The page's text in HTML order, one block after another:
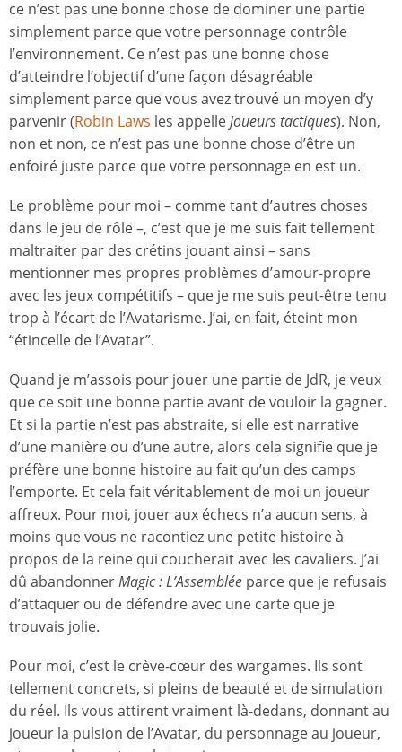
ce n’est pas une bonne chose de dominer une partie
simplement parce que votre personnage contrôle
l’environnement. Ce n’est pas une bonne chose
d’atteindre l’objectif d’une façon désagréable
simplement parce que vous avez trouvé un moyen d’y
parvenir (Robin Laws les appellejoueurs tactiques). Non,
non et non, ce n’est pas une bonne chose d’être un
enfoiré juste parce que votre personnage en est un.
Le problème pour moi – comme tant d’autres choses
dans le jeu de rôle –, c’est que je me suis fait tellement
maltraiter par des crétins jouant ainsi – sans
mentionner mes propres problèmes d’amour-propre
avec les jeux compétitifs – que je me suis peut-être tenu
trop à l’écart de l’Avatarisme. J’ai, en fait, éteint mon
“étincelle de l’Avatar”.
Quand je m’assois pour jouer une partie de JdR, je veux
que ce soit une bonne partie avant de vouloir la gagner.
Et si la partie n’est pas abstraite, si elle est narrative
d’une manière ou d’une autre, alors cela signifie que je
préfère une bonne histoire au fait qu’un des camps
l’emporte. Et cela fait véritablement de moi un joueur
affreux. Pour moi, jouer aux échecs n’a aucun sens, à
moins que vous ne racontiez une petite histoire à
propos de la reine qui coucherait avec les cavaliers. J’ai
dû abandonnerMagic : L’Assemblée parce que je refusais
d’attaquer ou de défendre avec une carte que je
trouvais jolie.
Pour moi, c’est le crève-cœur des wargames. Ils sont
tellement concrets, si pleins de beauté et de simulation
du réel. Ils vous attirent vraiment là-dedans, donnant au
joueur la pulsion de l’Avatar, du personnage au joueur,